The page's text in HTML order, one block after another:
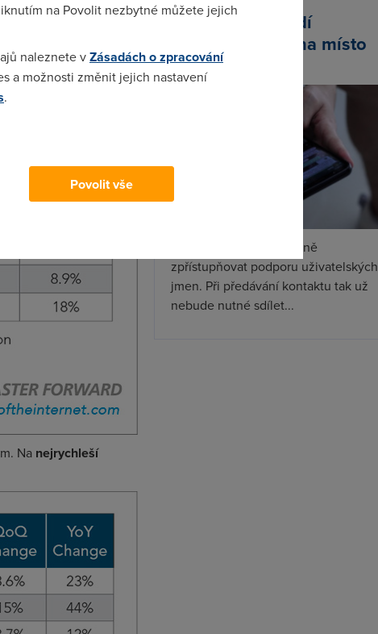
Na nejrychleší
WhatsApp zavádí
uživatelská jména místo
telefonních čísel
WhatsApp začal postupně
zpřístupňovat podporu uživatelských
jmen. Při předávání kontaktu tak už
nebude nutné sdílet...
na Povolit nezbytné můžete jejich
naleznete vZásadách o zpracování
a možnosti změnit jejich nastavení
.
Povolit vše